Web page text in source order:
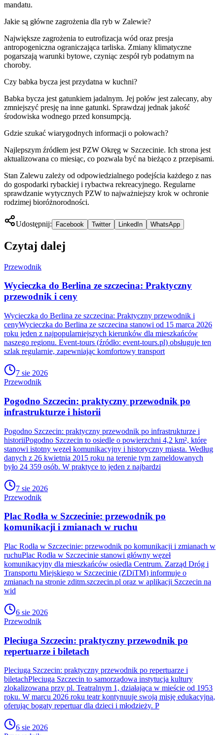
mandatu.
Jakie są główne zagrożenia dla ryb w Zalewie?
Największe zagrożenia to eutrofizacja wód oraz presja
antropogeniczna ograniczająca tarliska. Zmiany klimatyczne
pogarszają warunki bytowe, czyniąc zespół ryb podatnym na
choroby.
Czy babka bycza jest przydatna w kuchni?
Babka bycza jest gatunkiem jadalnym. Jej połów jest zalecany, aby
zmniejszyć presję na inne gatunki. Sprawdzaj jednak jakość
środowiska wodnego przed konsumpcją.
Gdzie szukać wiarygodnych informacji o połowach?
Najlepszym źródłem jest PZW Okręg w Szczecinie. Ich strona jest
aktualizowana co miesiąc, co pozwala być na bieżąco z przepisami.
Stan Zalewu zależy od odpowiedzialnego podejścia każdego z nas
do gospodarki rybackiej i rybactwa rekreacyjnego. Regularne
sprawdzanie wytycznych PZW to najważniejszy krok w ochronie
rodzimej bioróżnorodności.
Udostępnij: Facebook Twitter LinkedIn WhatsApp
Czytaj dalej
Przewodnik
Wycieczka do Berlina ze szczecina: Praktyczny
przewodnik i ceny
Wycieczka do Berlina ze szczecina: Praktyczny przewodnik i
cenyWycieczka do Berlina ze szczecina stanowi od 15 marca 2026
roku jeden z najpopularniejszych kierunków dla mieszkańców
naszego regionu. Event-tours (źródło: event-tours.pl) obsługuje ten
szlak regularnie, zapewniając komfortowy transport
7 sie 2026
Przewodnik
Pogodno Szczecin: praktyczny przewodnik po
infrastrukturze i historii
Pogodno Szczecin: praktyczny przewodnik po infrastrukturze i
historiiPogodno Szczecin to osiedle o powierzchni 4,2 km², które
stanowi istotny węzeł komunikacyjny i historyczny miasta. Według
danych z 26 kwietnia 2015 roku na terenie tym zameldowanych
było 24 359 osób. W praktyce to jeden z najbardzi
7 sie 2026
Przewodnik
Plac Rodła w Szczecinie: przewodnik po
komunikacji i zmianach w ruchu
Plac Rodła w Szczecinie: przewodnik po komunikacji i zmianach w
ruchuPlac Rodła w Szczecinie stanowi główny węzeł
komunikacyjny dla mieszkańców osiedla Centrum. Zarząd Dróg i
Transportu Miejskiego w Szczecinie (ZDiTM) informuje o
zmianach na stronie zditm.szczecin.pl oraz w aplikacji Szczecin na
wid
6 sie 2026
Przewodnik
Pleciuga Szczecin: praktyczny przewodnik po
repertuarze i biletach
Pleciuga Szczecin: praktyczny przewodnik po repertuarze i
biletachPleciuga Szczecin to samorządowa instytucja kultury
zlokalizowana przy pl. Teatralnym 1, działająca w mieście od 1953
roku. W marcu 2026 roku teatr kontynuuje swoją misję edukacyjną,
oferując bogaty repertuar dla dzieci i młodzieży. P
6 sie 2026